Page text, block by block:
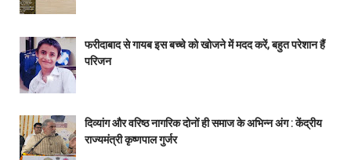
फरीदाबाद से गायब इस बच्चे को खोजने में मदद करें, बहुत परेशान हैं
परिजन
दिव्यांग और वरिष्ठ नागरिक दोनों ही समाज के अभिन्न अंग : केंद्रीय
राज्यमंत्री कृष्णपाल गुर्जर